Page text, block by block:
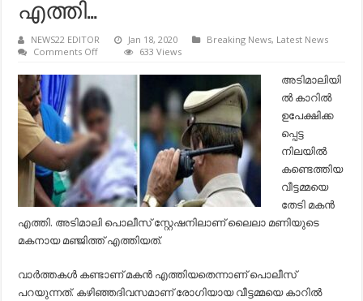
എത്തി…
NEWS22 EDITOR Jan 18, 2020 Breaking News, Latest News
Comments Offon
കാറില്‍
രോഗിയായ
വീട്ടമ്മയെ
കണ്ടെത്തിയ
സംഭവം;
അമ്മയെ
തേടി
മകന്‍
എത്തി…
633 Views
അടിമാലിയി
ല്‍ കാറില്‍
ഉപേക്ഷിക്ക
പ്പെട്ട
നിലയില്‍
കണ്ടെത്തിയ
വീട്ടമ്മയെ
തേടി മകന്‍
എത്തി. അടിമാലി പൊലീസ് സ്റ്റേഷനിലാണ് ലൈലാ മണിയുടെ
മകനായ മഞ്ജിത്ത് എത്തിയത്.
വാര്‍ത്തകള്‍ കണ്ടാണ് മകന്‍ എത്തിയതെന്നാണ് പൊലീസ്
പറയുന്നത്. കഴിഞ്ഞദിവസമാണ് രോഗിയായ വീട്ടമ്മയെ കാറില്‍